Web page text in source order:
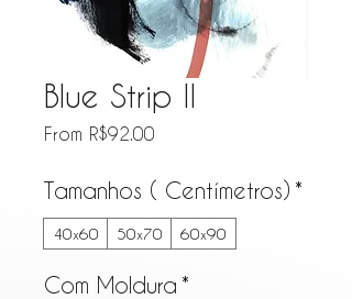
Blue Strip II
From R$92.00
Tamanhos ( Centímetros) *
40x60 50x70 60x90
Com Moldura *